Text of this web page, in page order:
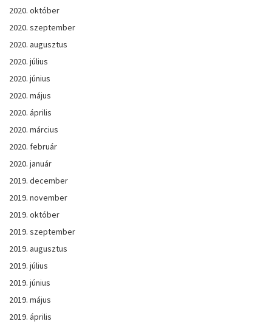
2020. október
2020. szeptember
2020. augusztus
2020. július
2020. június
2020. május
2020. április
2020. március
2020. február
2020. január
2019. december
2019. november
2019. október
2019. szeptember
2019. augusztus
2019. július
2019. június
2019. május
2019. április